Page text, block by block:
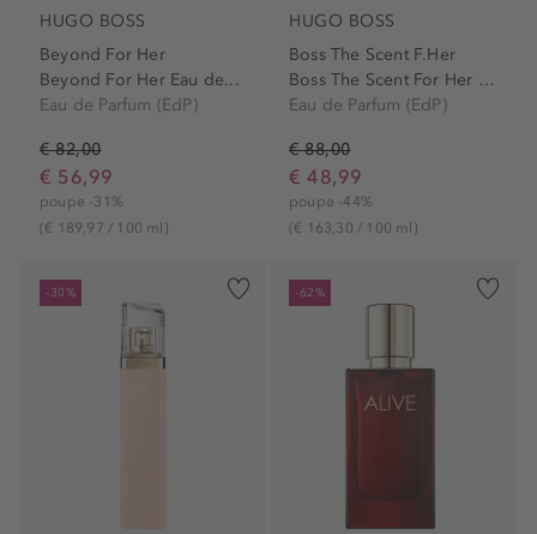
HUGO BOSS
Beyond For Her
Beyond For Her Eau de...
Eau de Parfum (EdP)
€ 82,00
€ 56,99
poupe -31%
(€ 189,97 / 100 ml)
HUGO BOSS
Boss The Scent F.Her
Boss The Scent For Her Eau...
Eau de Parfum (EdP)
€ 88,00
€ 48,99
poupe -44%
(€ 163,30 / 100 ml)
-30% -62%